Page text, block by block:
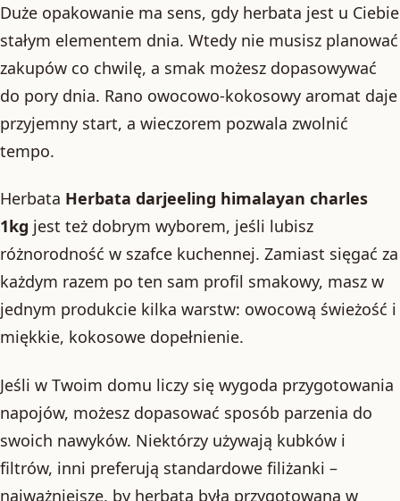
Duże opakowanie ma sens, gdy herbata jest u Ciebie
stałym elementem dnia. Wtedy nie musisz planować
zakupów co chwilę, a smak możesz dopasowywać
do pory dnia. Rano owocowo-kokosowy aromat daje
przyjemny start, a wieczorem pozwala zwolnić
tempo.
Herbata Herbata darjeeling himalayan charles
1kg jest też dobrym wyborem, jeśli lubisz
różnorodność w szafce kuchennej. Zamiast sięgać za
każdym razem po ten sam profil smakowy, masz w
jednym produkcie kilka warstw: owocową świeżość i
miękkie, kokosowe dopełnienie.
Jeśli w Twoim domu liczy się wygoda przygotowania
napojów, możesz dopasować sposób parzenia do
swoich nawyków. Niektórzy używają kubków i
filtrów, inni preferują standardowe filiżanki –
najważniejsze, by herbata była przygotowana w